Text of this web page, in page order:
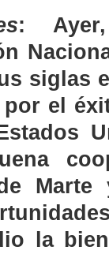
:
siglas
el
la